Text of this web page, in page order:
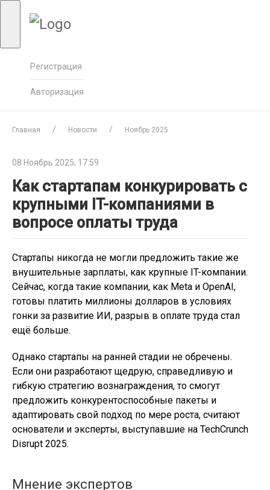
Регистрация
Авторизация
Главная Новости Ноябрь 2025
08 Ноябрь 2025, 17:59
Как стартапам конкурировать с
крупными IT-компаниями в
вопросе оплаты труда
Стартапы никогда не могли предложить такие же
внушительные зарплаты, как крупные IT-компании.
Сейчас, когда такие компании, как Meta и OpenAI,
готовы платить миллионы долларов в условиях
гонки за развитие ИИ, разрыв в оплате труда стал
ещё больше.
Однако стартапы на ранней стадии не обречены.
Если они разработают щедрую, справедливую и
гибкую стратегию вознаграждения, то смогут
предложить конкурентоспособные пакеты и
адаптировать свой подход по мере роста, считают
основатели и эксперты, выступавшие на TechCrunch
Disrupt 2025.
Мнение экспертов